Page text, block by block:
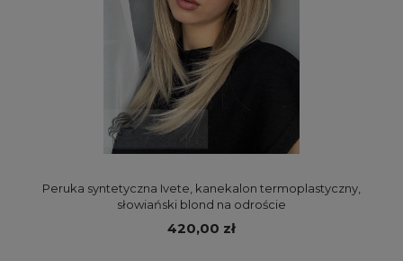
Peruka syntetyczna Ivete, kanekalon termoplastyczny,
słowiański blond na odroście
420,00 zł